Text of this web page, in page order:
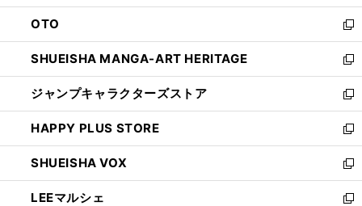
ウ
で
開
く
ン
ド
ウ
で
開
く
OTO
新
し
い
ウ
ィ
ン
ド
ウ
で
開
く
SHUEISHA MANGA-ART HERITAGE
新
し
い
ウ
ィ
ン
ド
ウ
で
ジャンプキャラクターズストア
新
し
い
ウ
ィ
ン
ド
HAPPY PLUS STORE
新
し
い
ウ
ィ
SHUEISHA VOX
新
し
い
LEEマルシェ
新